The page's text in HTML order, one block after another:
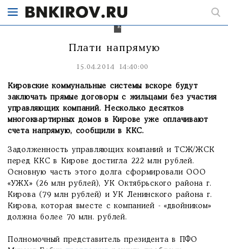
управляющих
компаний
Плати напрямую
15.04.2014 14:40:00
Кировские коммунальные системы вскоре будут
заключать прямые договоры с жильцами без участия
управляющих компаний. Несколько десятков
многоквартирных домов в Кирове уже оплачивают
счета напрямую, сообщили в ККС.
Задолженность управляющих компаний и ТСЖ/ЖСК
перед ККС в Кирове достигла 222 млн рублей.
Основную часть этого долга сформировали ООО
«УЖХ» (26 млн рублей), УК Октябрьского района г.
Кирова (79 млн рублей) и УК Ленинского района г.
Кирова, которая вместе с компанией - «двойником»
должна более 70 млн. рублей.
Полномочный представитель президента в ПФО